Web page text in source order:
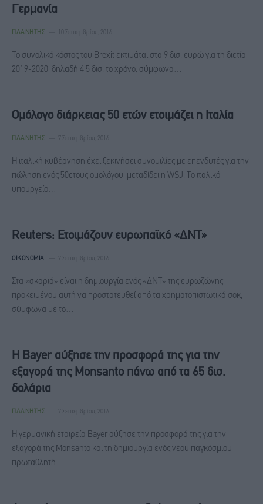
Γερμανία
ΠΛΑΝΉΤΗΣ 10 Σεπτεμβρίου, 2016
Το συνολικό κόστος του Brexit εκτιμάται στα 9 δισ. ευρώ για τη διετία
2019-2020, δηλαδή 4,5 δισ. το χρόνο, σύμφωνα…
Ομόλογο διάρκειας 50 ετών ετοιμάζει η Ιταλία
ΠΛΑΝΉΤΗΣ 7 Σεπτεμβρίου, 2016
Η ιταλική κυβέρνηση έχει ξεκινήσει συνομιλίες με επενδυτές για την
πώληση ενός 50ετους ομολόγου, μεταδίδει η WSJ. Το ιταλικό
υπουργείο…
Reuters: Ετοιμάζουν ευρωπαϊκό «ΔΝΤ»
ΟΙΚΟΝΟΜΊΑ 7 Σεπτεμβρίου, 2016
Στα «σκαριά» είναι η δημιουργία ενός «ΔΝΤ» της ευρωζώνης,
προκειμένου αυτή να προστατευθεί από τα χρηματοπιστωτικά σοκ,
σύμφωνα με το…
Η Bayer αύξησε την προσφορά της για την
εξαγορά της Monsanto πάνω από τα 65 δισ.
δολάρια
ΠΛΑΝΉΤΗΣ 7 Σεπτεμβρίου, 2016
H γερμανική εταιρεία Bayer αύξησε την προσφορά της για την
εξαγορά της Monsanto και τη δημιουργία ενός νέου παγκόσμιου
πρωταθλητή…